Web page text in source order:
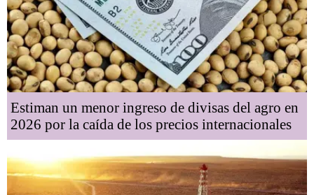
Estiman un menor ingreso de divisas del agro en
2026 por la caída de los precios internacionales